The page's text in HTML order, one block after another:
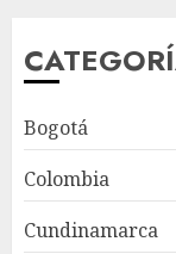
Bogotá
Colombia
Cundinamarca